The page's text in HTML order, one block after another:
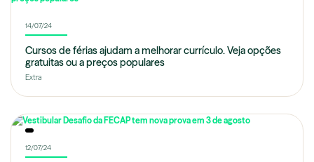
14/07/24
Cursos de férias ajudam a melhorar currículo. Veja opções
gratuitas ou a preços populares
Extra
12/07/24